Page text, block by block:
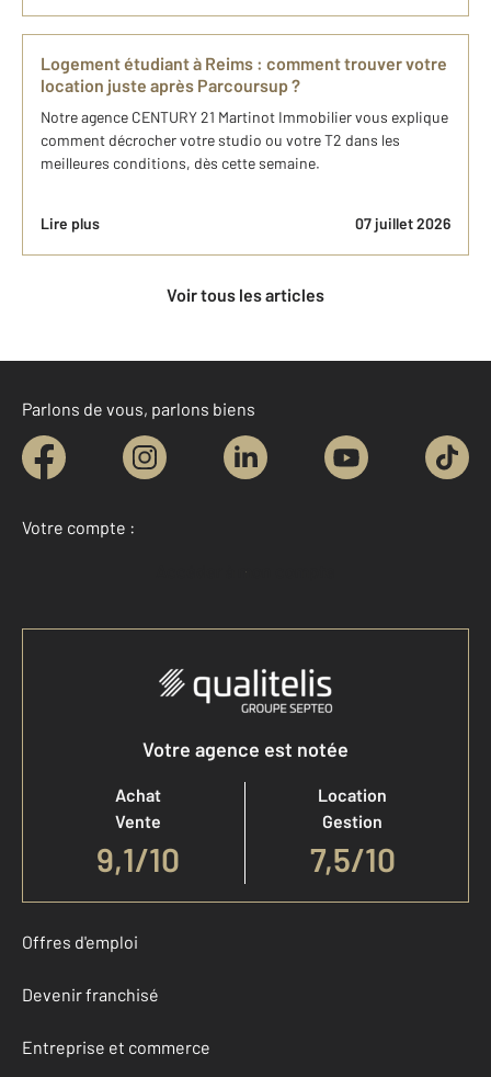
Logement étudiant à Reims : comment trouver votre
location juste après Parcoursup ?
Notre agence CENTURY 21 Martinot Immobilier vous explique
comment décrocher votre studio ou votre T2 dans les
meilleures conditions, dès cette semaine.
Lire plus 07 juillet 2026
Voir tous les articles
Parlons de vous, parlons biens
Votre compte :
Accéder à mon compte
Votre agence est notée
Achat
Vente
9,1/10
Location
Gestion
7,5/10
Offres d'emploi
Devenir franchisé
Entreprise et commerce